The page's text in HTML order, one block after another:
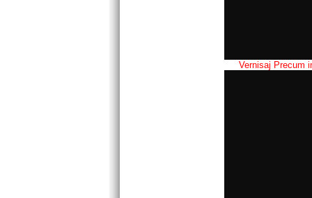
Vernisaj Precum